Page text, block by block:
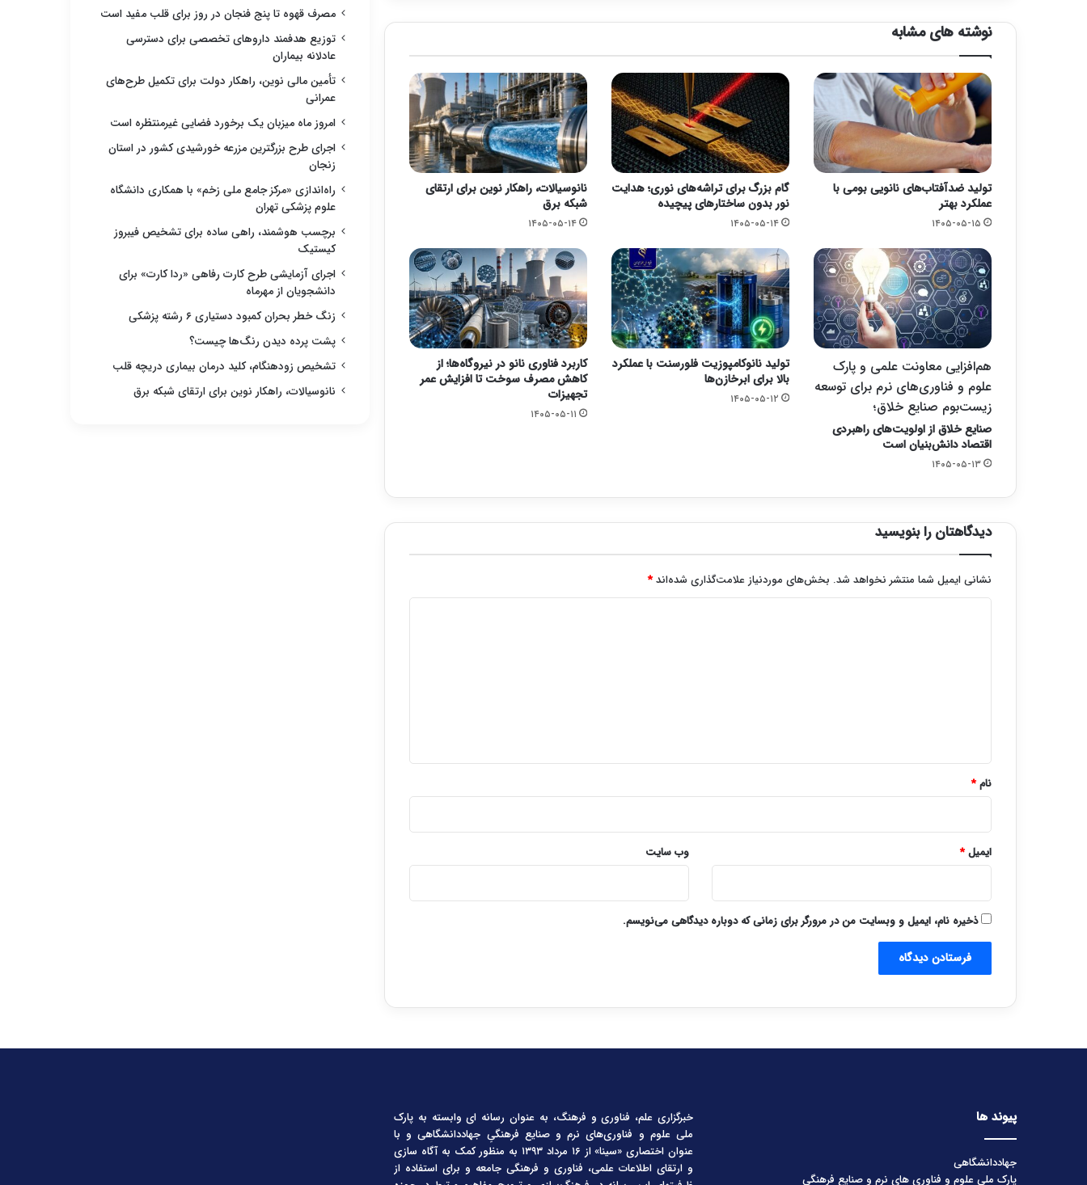
نوشته های مشابه
تولید ضدآفتاب‌های نانویی بومی با
عملکرد بهتر
۱۴۰۵-۰۵-۱۵
گام بزرگ برای تراشه‌های نوری؛ هدایت
نور بدون ساختارهای پیچیده
۱۴۰۵-۰۵-۱۴
نانوسیالات، راهکار نوین برای ارتقای
شبکه برق
۱۴۰۵-۰۵-۱۴
هم‌افزایی معاونت علمی و پارک
علوم و فناوری‌های نرم برای توسعه
زیست‌بوم صنایع خلاق؛
صنایع خلاق از اولویت‌های راهبردی
اقتصاد دانش‌بنیان است
۱۴۰۵-۰۵-۱۳
تولید نانوکامپوزیت فلورسنت با عملکرد
بالا برای ابرخازن‌ها
۱۴۰۵-۰۵-۱۲
کاربرد فناوری نانو در نیروگاه‌ها؛ از
کاهش مصرف سوخت تا افزایش عمر
تجهیزات
۱۴۰۵-۰۵-۱۱
دیدگاهتان را بنویسید
نشانی ایمیل شما منتشر نخواهد شد. بخش‌های موردنیاز علامت‌گذاری شده‌اند*
نام*
ایمیل* وب‌ سایت
ذخیره نام، ایمیل و وبسایت من در مرورگر برای زمانی که دوباره دیدگاهی می‌نویسم.
مصرف قهوه تا پنج فنجان در روز برای قلب مفید است
توزیع هدفمند داروهای تخصصی برای دسترسی
عادلانه بیماران
تأمین مالی نوین، راهکار دولت برای تکمیل طرح‌های
عمرانی
امروز ماه میزبان یک برخورد فضایی غیرمنتظره است
اجرای طرح بزرگترین مزرعه خورشیدی کشور در استان
زنجان
راه‌اندازی «مرکز جامع ملی زخم» با همکاری دانشگاه
علوم پزشکی تهران
برچسب هوشمند، راهی ساده برای تشخیص فیبروز
کیستیک
اجرای آزمایشی طرح کارت رفاهی «ردا کارت» برای
دانشجویان از مهرماه
زنگ خطر بحران کمبود دستیاری ۶ رشته پزشکی
پشت پرده دیدن رنگ‌ها چیست؟
تشخیص زودهنگام، کلید درمان بیماری دریچه قلب
نانوسیالات، راهکار نوین برای ارتقای شبکه برق
پیوند ها
جهاددانشگاهی
پارک ملی علوم و فناوری های نرم و صنایع فرهنگی
خبرگزاری علم، فناوری و فرهنگ، به عنوان رسانه ای وابسته به پارک
ملی علوم و فناوری‌های نرم و صنایع فرهنگیِ جهاددانشگاهی و با
عنوان اختصاری «سینا» از ۱۶ مرداد ۱۳۹۳ به منظور کمک به آگاه سازی
و ارتقای اطلاعات علمی، فناوری و فرهنگی جامعه و برای استفاده از